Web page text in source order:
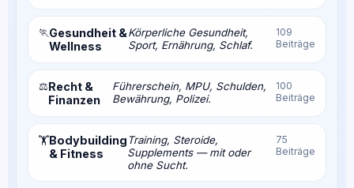
🏃Gesundheit &
Wellness
Körperliche Gesundheit,
Sport, Ernährung, Schlaf.
109
Beiträge
⚖️Recht &
Finanzen
Führerschein, MPU, Schulden,
Bewährung, Polizei.
100
Beiträge
🏋️Bodybuilding
& Fitness
Training, Steroide,
Supplements — mit oder
ohne Sucht.
75
Beiträge